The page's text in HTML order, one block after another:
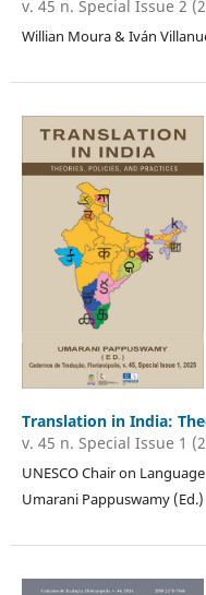
v. 45 n. Special Issue 2
Willian Moura & Iván
Translation in India:
v. 45 n. Special Issue 1
UNESCO Chair on
Umarani Pappuswamy (Ed.)